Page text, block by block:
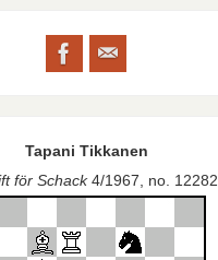
Tapani Tikkanen
för Schack4/1967, no. 12282